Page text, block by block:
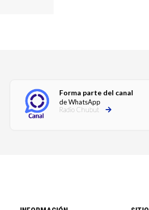
Forma parte del canal
de WhatsApp
Radio Chubut